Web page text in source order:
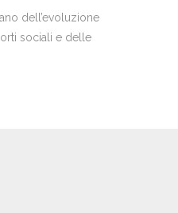
dell’evoluzione
sociali e delle